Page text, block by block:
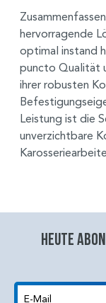
hervorragende
optimal instand
puncto Qualität
ihrer robusten
Leistung ist die
unverzichtbare
Heute